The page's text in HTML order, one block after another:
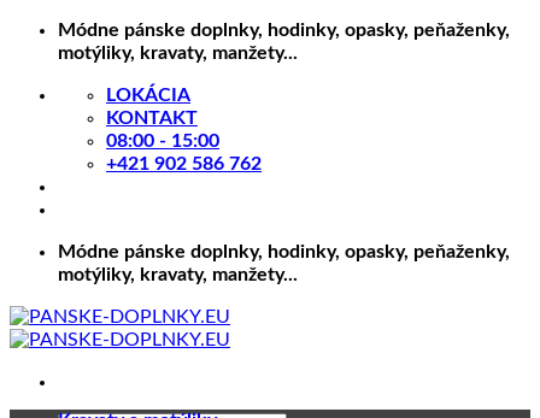
Skip
Módne pánske doplnky, hodinky, opasky, peňaženky,
motýliky, kravaty, manžety...
LOKÁCIA
KONTAKT
08:00 - 15:00
+421 902 586 762
Módne pánske doplnky, hodinky, opasky, peňaženky,
motýliky, kravaty, manžety...